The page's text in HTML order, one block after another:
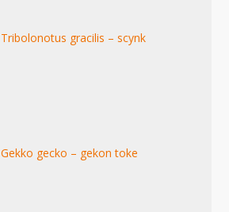
Tribolonotus gracilis – scynk
Gekko gecko – gekon toke